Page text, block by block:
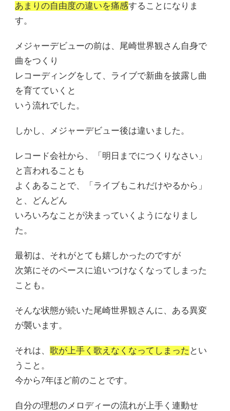
あまりの自由度の違いを痛感することになりま
す。
メジャーデビューの前は、尾崎世界観さん自身で
曲をつくり
レコーディングをして、ライブで新曲を披露し曲
を育てていくと
いう流れでした。
しかし、メジャーデビュー後は違いました。
レコード会社から、「明日までにつくりなさい」
と言われることも
よくあることで、「ライブもこれだけやるから」
と、どんどん
いろいろなことが決まっていくようになりまし
た。
最初は、それがとても嬉しかったのですが
次第にそのペースに追いつけなくなってしまった
ことも。
そんな状態が続いた尾崎世界観さんに、ある異変
が襲います。
それは、 歌が上手く歌えなくなってしまった とい
うこと。
今から7年ほど前のことです。
自分の理想のメロディーの流れが上手く連動せ